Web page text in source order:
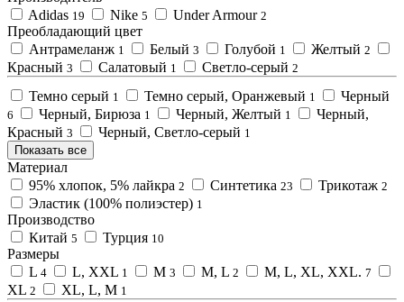
Adidas 19 Nike 5 Under Armour 2
Преобладающий цвет
Антрамеланж 1 Белый 3 Голубой 1 Желтый 2
Красный 3 Салатовый 1 Светло-серый 2
Темно серый 1 Темно серый, Оранжевый 1 Черный
6 Черный, Бирюза 1 Черный, Желтый 1
Черный,
Красный 3 Черный, Светло-серый 1
Показать все
Материал
95% хлопок, 5% лайкра 2 Синтетика 23 Трикотаж 2
Эластик (100% полиэстер) 1
Производство
Китай 5 Турция 10
Размеры
L 4 L, XXL 1 M 3 M, L 2 M, L, XL, XXL. 7
XL 2 XL, L, M 1